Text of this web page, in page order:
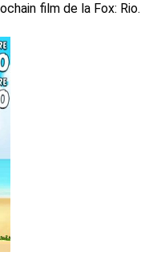
film de la Fox: Rio.